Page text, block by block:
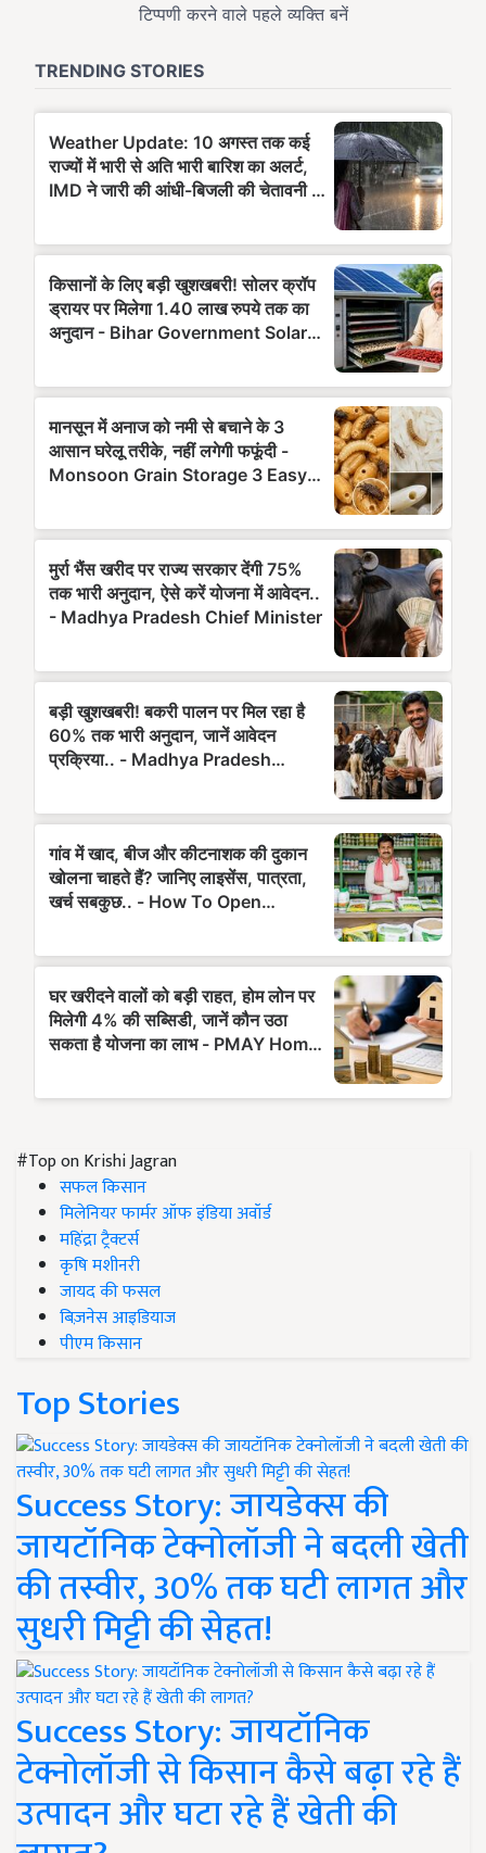
#Top on Krishi Jagran
सफल किसान
मिलेनियर फार्मर ऑफ इंडिया अवॉर्ड
महिंद्रा ट्रैक्टर्स
कृषि मशीनरी
जायद की फसल
बिज़नेस आइडियाज
पीएम किसान
Top Stories
Success Story: जायडेक्स की
जायटॉनिक टेक्नोलॉजी ने बदली खेती
की तस्वीर, 30% तक घटी लागत और
सुधरी मिट्टी की सेहत!
Success Story: जायटॉनिक
टेक्नोलॉजी से किसान कैसे बढ़ा रहे हैं
उत्पादन और घटा रहे हैं खेती की